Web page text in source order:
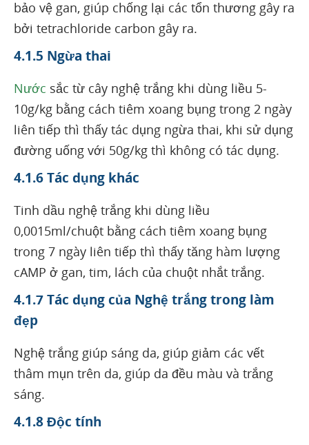
bảo vệ gan, giúp chống lại các tổn thương gây ra
bởi tetrachloride carbon gây ra.
4.1.5 Ngừa thai
Nước sắc từ cây nghệ trắng khi dùng liều 5-
10g/kg bằng cách tiêm xoang bụng trong 2 ngày
liên tiếp thì thấy tác dụng ngừa thai, khi sử dụng
đường uống với 50g/kg thì không có tác dụng.
4.1.6 Tác dụng khác
Tinh dầu nghệ trắng khi dùng liều
0,0015ml/chuột bằng cách tiêm xoang bụng
trong 7 ngày liên tiếp thì thấy tăng hàm lượng
cAMP ở gan, tim, lách của chuột nhắt trắng.
4.1.7 Tác dụng của Nghệ trắng trong làm
đẹp
Nghệ trắng giúp sáng da, giúp giảm các vết
thâm mụn trên da, giúp da đều màu và trắng
sáng.
4.1.8 Độc tính